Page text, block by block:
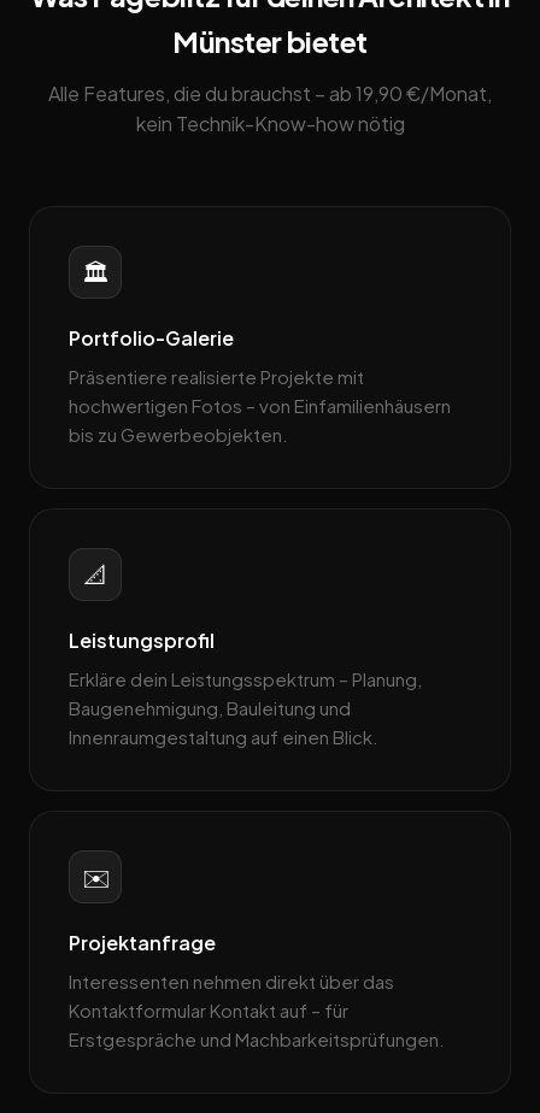
Münster bietet
Alle Features, die du brauchst – ab 19,90 €/Monat,
kein Technik-Know-how nötig
🏛️
Portfolio-Galerie
Präsentiere realisierte Projekte mit
hochwertigen Fotos – von Einfamilienhäusern
bis zu Gewerbeobjekten.
📐
Leistungsprofil
Erkläre dein Leistungsspektrum – Planung,
Baugenehmigung, Bauleitung und
Innenraumgestaltung auf einen Blick.
✉️
Projektanfrage
Interessenten nehmen direkt über das
Kontaktformular Kontakt auf – für
Erstgespräche und Machbarkeitsprüfungen.